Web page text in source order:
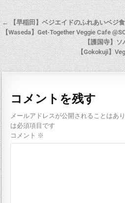
← 【早稲田】ベジエイドのふれあいベジ
【Waseda】Get-Together Veggie Cafe
【護国寺】ソ
【Gokokuji】
コメントを残す
メールアドレスが公開されることはあり
は必須項目です
コメント ※